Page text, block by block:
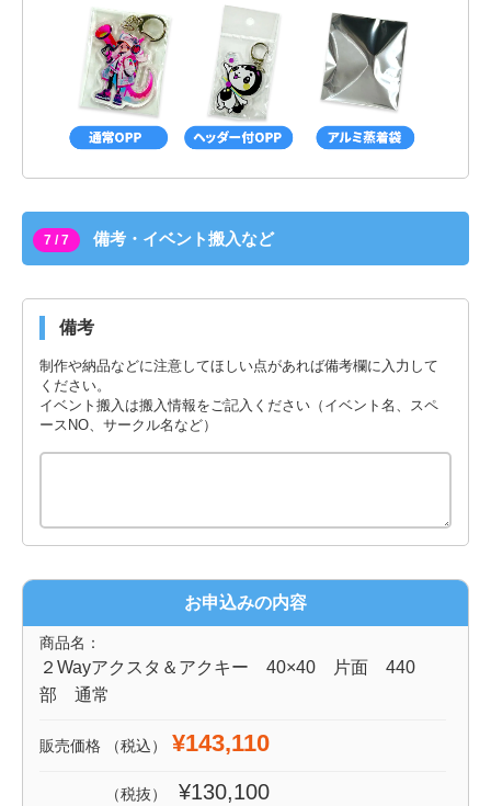
7 / 7 備考・イベント搬入など
備考
制作や納品などに注意してほしい点があれば備考欄に入力して
ください。
イベント搬入は搬入情報をご記入ください（イベント名、スペ
ースNO、サークル名など）
お申込みの内容
商品名：
２Wayアクスタ＆アクキー 40×40 片面 440
部 通常
販売価格 （税込） ¥143,110
（税抜） ¥130,100